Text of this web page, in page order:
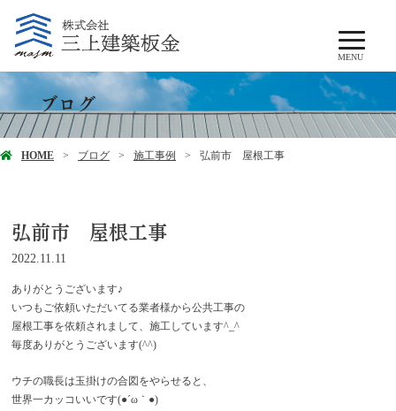
MENU
ブログ
HOME ブログ 施工事例 弘前市 屋根工事
弘前市 屋根工事
2022.11.11
ありがとうございます♪
いつもご依頼いただいてる業者様から公共工事の
屋根工事を依頼されまして、施工しています^_^
毎度ありがとうございます(^^)
ウチの職長は玉掛けの合図をやらせると、
世界一カッコいいです(●´ω｀●)